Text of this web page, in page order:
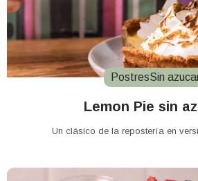
PostresSin
Lemon Pie sin
Un clásico de la repostería en